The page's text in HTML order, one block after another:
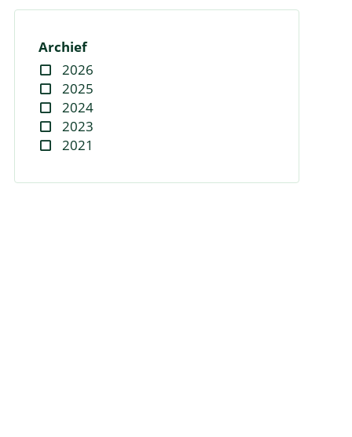
Archief
2026
2025
2024
2023
2021